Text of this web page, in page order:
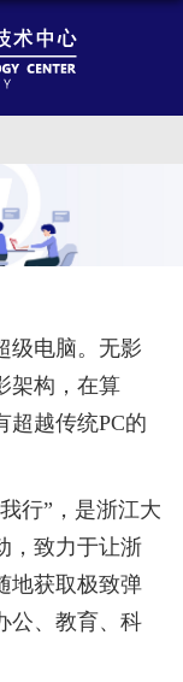
级电脑。无影
架构，在算
超越传统PC的
行”，是浙江大
，致力于让浙
地获取极致弹
公、教育、科